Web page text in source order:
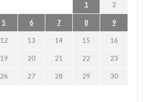
1 2
5 6 7 8 9
12 13 14 15 16
19 20 21 22 23
26 27 28 29 30